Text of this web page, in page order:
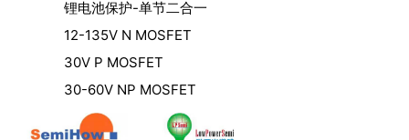
锂电池保护-单节二合一
12-135V N MOSFET
30V P MOSFET
30-60V NP MOSFET